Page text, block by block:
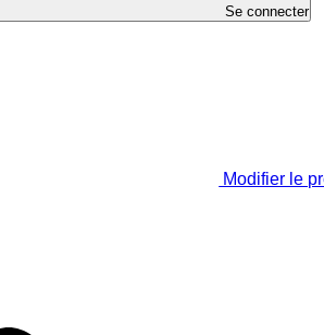
Se connecter
Modifier le